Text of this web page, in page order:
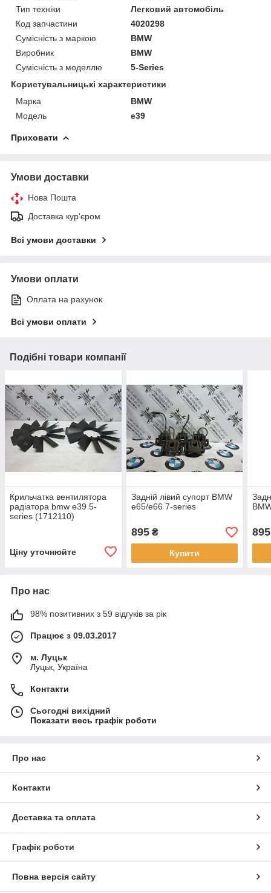
Тип техніки
Легковий автомобіль
Код запчастини
4020298
Сумісність з маркою
BMW
Виробник
BMW
Сумісність з моделлю
5-Series
Користувальницькі характеристики
Марка
BMW
Модель
e39
Приховати
Умови доставки
Нова Пошта
Доставка кур'єром
Всі умови доставки
Умови оплати
Оплата на рахунок
Всі умови оплати
Подібні товари компанії
Крильчатка вентилятора
радіатора bmw e39 5-
series (1712110)
Ціну уточнюйте
Задній лівий супорт BMW
e65/e66 7-series
895₴
Купити
895
Про нас
98% позитивних з 59 відгуків за рік
Працює з 09.03.2017
м. Луцьк
Луцьк, Україна
Контакти
Сьогодні вихідний
Показати весь графік роботи
Про нас
Контакти
Доставка та оплата
Графік роботи
Повна версія сайту